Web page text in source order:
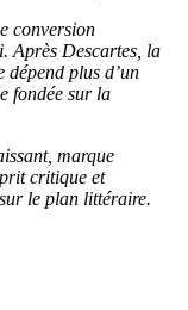
conversion
Après Descartes, la
dépend plus d’un
fondée sur la
marque
critique et
le plan littéraire.